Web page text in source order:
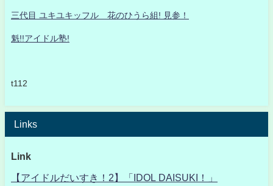
三代目 ユキユキッフル 花のひうら組! 見参！
魁!!アイドル塾!
t112
Links
Link
【アイドルだいすき！2】「IDOL DAISUKI！」